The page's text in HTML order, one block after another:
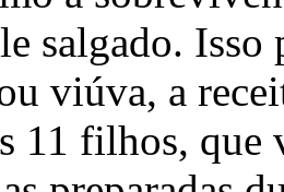
salgado. Isso
viúva, a
11 filhos, que